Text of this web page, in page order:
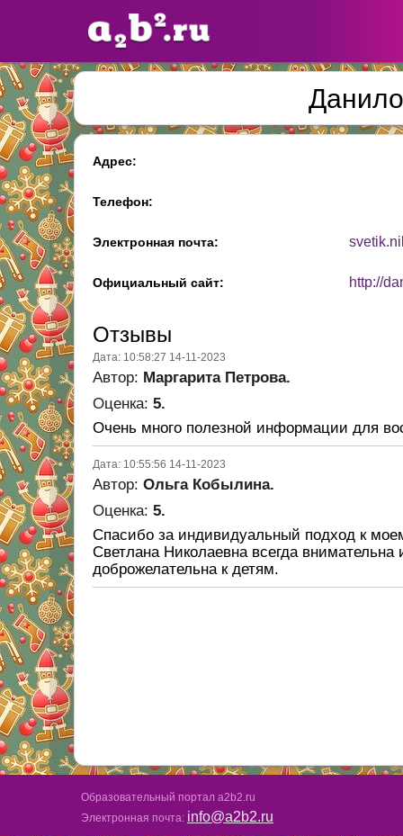
Адрес:
Телефон:
Электронная почта:
Официальный сайт: http://
Отзывы
Дата: 10:58:27 14-11-2023
Автор: Маргарита Петрова.
Оценка: 5.
Очень много полезной информации для
Дата: 10:55:56 14-11-2023
Автор: Ольга Кобылина.
Оценка: 5.
Спасибо за индивидуальный подход к
Светлана Николаевна всегда внимательна
доброжелательна к детям.
Образовательный портал a2b2.ru
Электронная почта: info@a2b2.ru